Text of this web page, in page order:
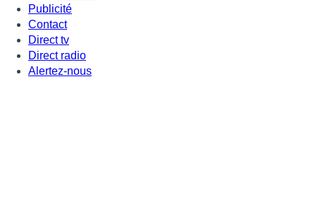
Publicité
Contact
Direct tv
Direct radio
Alertez-nous